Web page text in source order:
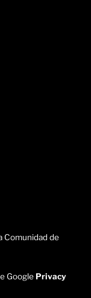
Comunidad de
Google Privacy